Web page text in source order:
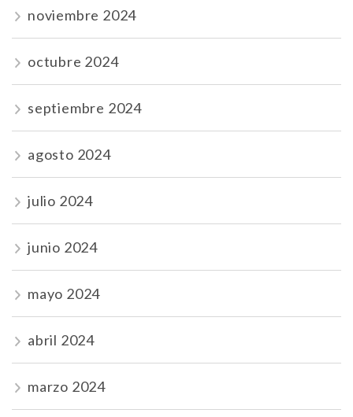
noviembre 2024
octubre 2024
septiembre 2024
agosto 2024
julio 2024
junio 2024
mayo 2024
abril 2024
marzo 2024